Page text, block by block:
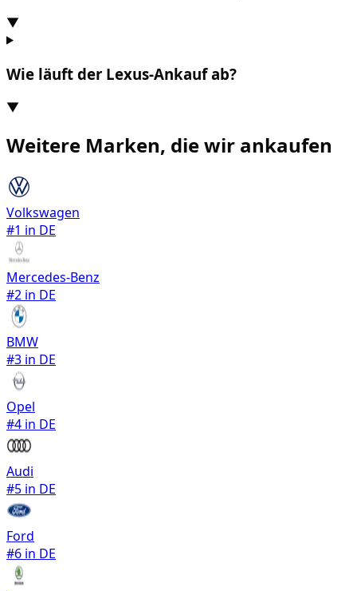
▼
Wie läuft der Lexus-Ankauf ab?
▼
Weitere Marken, die wir ankaufen
Volkswagen
#1 in DE
Mercedes-Benz
#2 in DE
BMW
#3 in DE
Opel
#4 in DE
Audi
#5 in DE
Ford
#6 in DE